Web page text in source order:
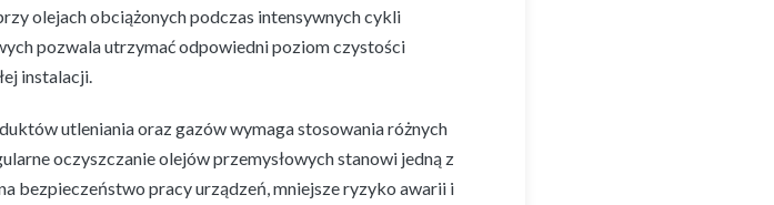
olejach obciążonych podczas intensywnych cykli
pozwala utrzymać odpowiedni poziom czystości
instalacji.
utleniania oraz gazów wymaga stosowania różnych
oczyszczanie olejów przemysłowych stanowi jedną z
bezpieczeństwo pracy urządzeń, mniejsze ryzyko awarii i